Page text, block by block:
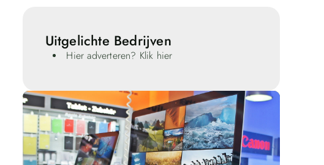
Uitgelichte Bedrijven
Hier adverteren? Klik hier